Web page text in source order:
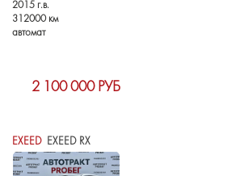
2015 г.в.
312000 км
автомат
2 100 000 РУБ
EXEED EXEED RX